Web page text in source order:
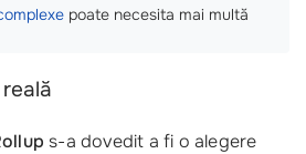
poate necesita mai multă
s-a dovedit a fi o alegere